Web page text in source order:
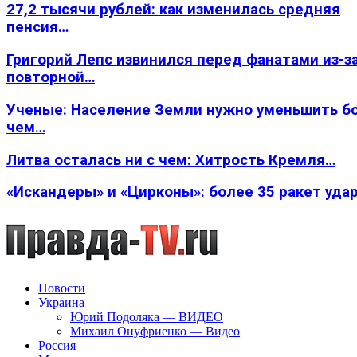
27,2 тысячи рублей: как изменилась средняя
пенсия…
Григорий Лепс извинился перед фанатами из-
повторной…
Ученые: Население Земли нужно уменьшить
чем…
Литва осталась ни с чем: Хитрость Кремля…
«Искандеры» и «Цирконы»: более 35 ракет
Новости
Украина
Юрий Подоляка — ВИДЕО
Михаил Онуфриенко — Видео
Россия